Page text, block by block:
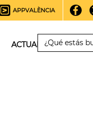
APPVALÈNCIA
ACTUALIDAD